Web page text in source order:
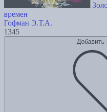
времен
Гофман Э.Т.А.
1345
Добавить